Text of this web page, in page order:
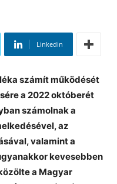
Linkedin
számít működését
a 2022 októberét
számolnak a
az
valamint a
kevesebben
a Magyar